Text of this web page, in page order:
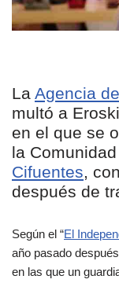
La Agencia
multó a
en el que se
la
Cifuentes,
después de
Según el “El
año pasado
en las que un